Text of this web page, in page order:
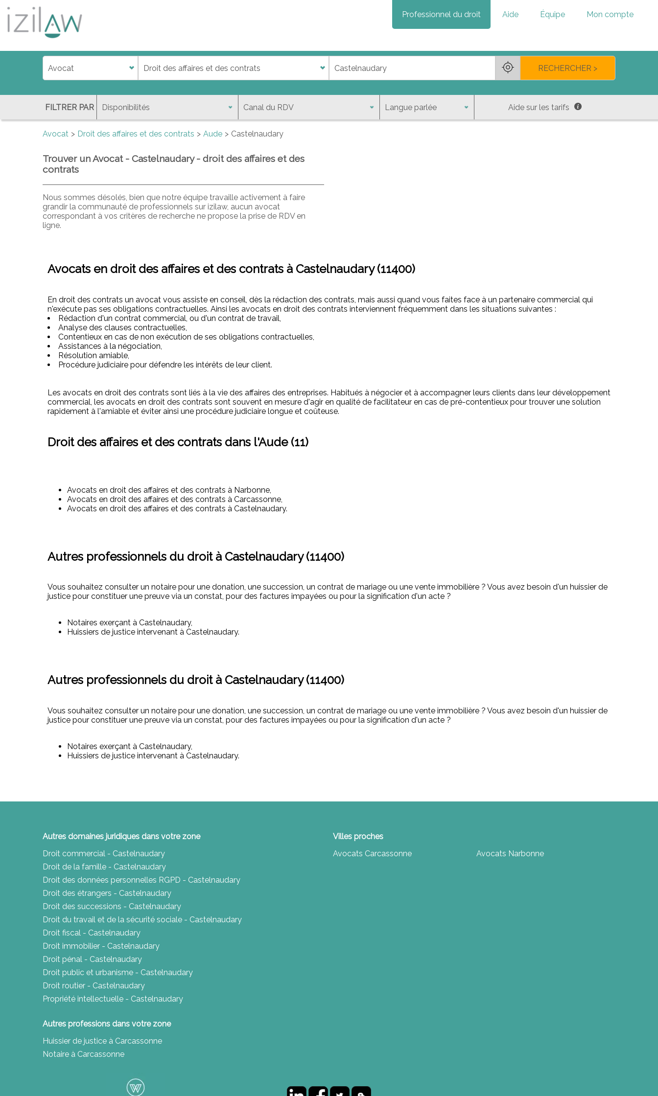
Professionnel du droit Aide Équipe Mon compte
jdadi
fl
RECHERCHER >
FILTRER PAR Aide sur les tarifs
Avocat Droit des affaires et des contrats Aude Castelnaudary
Trouver un Avocat - Castelnaudary - droit des affaires et des
contrats
Nous sommes désolés, bien que notre équipe travaille activement à faire
grandir la communauté de professionnels sur izilaw, aucun avocat
correspondant à vos critères de recherche ne propose la prise de RDV en
ligne.
Avocats en droit des affaires et des contrats à Castelnaudary (11400)
En droit des contrats un avocat vous assiste en conseil, dès la rédaction des contrats, mais aussi quand vous faites face à un partenaire commercial qui
n'exécute pas ses obligations contractuelles. Ainsi les avocats en droit des contrats interviennent fréquemment dans les situations suivantes :
Rédaction d'un contrat commercial, ou d'un contrat de travail,
Analyse des clauses contractuelles,
Contentieux en cas de non exécution de ses obligations contractuelles,
Assistances à la négociation,
Résolution amiable,
Procédure judiciaire pour défendre les intérêts de leur client.
Les avocats en droit des contrats sont liés à la vie des affaires des entreprises. Habitués à négocier et à accompagner leurs clients dans leur développement
commercial, les avocats en droit des contrats sont souvent en mesure d'agir en qualité de facilitateur en cas de pré-contentieux pour trouver une solution
rapidement à l'amiable et éviter ainsi une procédure judiciaire longue et coûteuse.
Droit des affaires et des contrats dans l'Aude (11)
Avocats en droit des affaires et des contrats à Narbonne,
Avocats en droit des affaires et des contrats à Carcassonne,
Avocats en droit des affaires et des contrats à Castelnaudary.
Autres professionnels du droit à Castelnaudary (11400)
Vous souhaitez consulter un notaire pour une donation, une succession, un contrat de mariage ou une vente immobilière ? Vous avez besoin d'un huissier de
justice pour constituer une preuve via un constat, pour des factures impayées ou pour la signification d'un acte ?
Notaires exerçant à Castelnaudary,
Huissiers de justice intervenant à Castelnaudary.
Autres professionnels du droit à Castelnaudary (11400)
Vous souhaitez consulter un notaire pour une donation, une succession, un contrat de mariage ou une vente immobilière ? Vous avez besoin d'un huissier de
justice pour constituer une preuve via un constat, pour des factures impayées ou pour la signification d'un acte ?
Notaires exerçant à Castelnaudary,
Huissiers de justice intervenant à Castelnaudary.
Autres domaines juridiques dans votre zone
Droit commercial - Castelnaudary
Droit de la famille - Castelnaudary
Droit des données personnelles RGPD - Castelnaudary
Droit des étrangers - Castelnaudary
Droit des successions - Castelnaudary
Droit du travail et de la sécurité sociale - Castelnaudary
Droit fiscal - Castelnaudary
Droit immobilier - Castelnaudary
Droit pénal - Castelnaudary
Droit public et urbanisme - Castelnaudary
Droit routier - Castelnaudary
Propriété intellectuelle - Castelnaudary
Autres professions dans votre zone
Huissier de justice à Carcassonne
Notaire à Carcassonne
Villes proches
Avocats Carcassonne
Avocats Narbonne